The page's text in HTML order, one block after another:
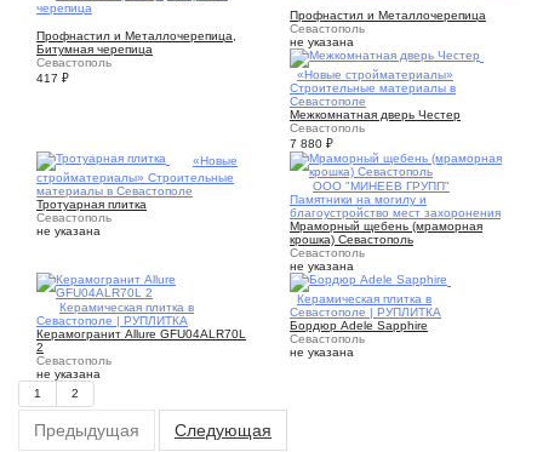
Профнастил и Металлочерепица,
Битумная черепица
Севастополь
417 ₽
Профнастил и Металлочерепица
Севастополь
не указана
«Новые стройматериалы»
Строительные материалы в
Севастополе
Межкомнатная дверь Честер
Севастополь
7 880 ₽
«Новые
стройматериалы» Строительные
материалы в Севастополе
Тротуарная плитка
Севастополь
не указана
ООО "МИНЕЕВ ГРУПП"
Памятники на могилу и
благоустройство мест захоронения
Мраморный щебень (мраморная
крошка) Севастополь
Севастополь
не указана
Керамическая плитка в
Севастополе | РУПЛИТКА
Керамогранит Allure GFU04ALR70L
2
Севастополь
не указана
Керамическая плитка в
Севастополе | РУПЛИТКА
Бордюр Adele Sapphire
Севастополь
не указана
1 2
Предыдущая Следующая